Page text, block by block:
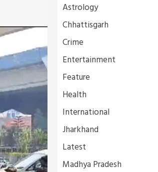
Astrology
Chhattisgarh
Crime
Entertainment
Feature
Health
International
Jharkhand
Latest
Madhya Pradesh